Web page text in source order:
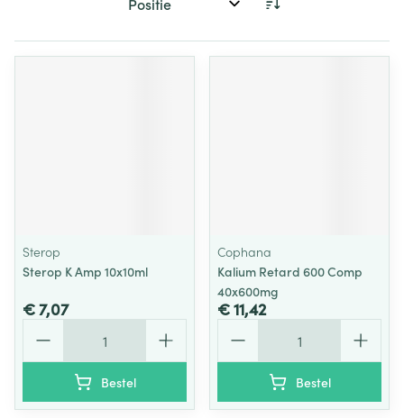
Sorteer op:
Sterop
Sterop K Amp 10x10ml
€ 7,07
Bestel
Cophana
Kalium Retard 600 Comp
40x600mg
€ 11,42
Bestel